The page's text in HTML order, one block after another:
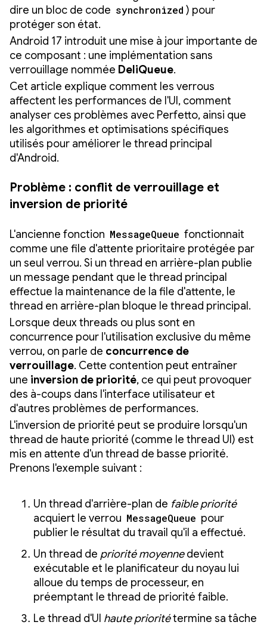
dire un bloc de code synchronized ) pour
protéger son état.
Android 17 introduit une mise à jour importante de
ce composant : une implémentation sans
verrouillage nommée DeliQueue.
Cet article explique comment les verrous
affectent les performances de l'UI, comment
analyser ces problèmes avec Perfetto, ainsi que
les algorithmes et optimisations spécifiques
utilisés pour améliorer le thread principal
d'Android.
Problème : conflit de verrouillage et
inversion de priorité
L'ancienne fonction MessageQueue fonctionnait
comme une file d'attente prioritaire protégée par
un seul verrou. Si un thread en arrière-plan publie
un message pendant que le thread principal
effectue la maintenance de la file d'attente, le
thread en arrière-plan bloque le thread principal.
Lorsque deux threads ou plus sont en
concurrence pour l'utilisation exclusive du même
verrou, on parle de concurrence de
verrouillage. Cette contention peut entraîner
une inversion de priorité, ce qui peut provoquer
des à-coups dans l'interface utilisateur et
d'autres problèmes de performances.
L'inversion de priorité peut se produire lorsqu'un
thread de haute priorité (comme le thread UI) est
mis en attente d'un thread de basse priorité.
Prenons l'exemple suivant :
Un thread d'arrière-plan de faible priorité
acquiert le verrou MessageQueue pour
publier le résultat du travail qu'il a effectué.
Un thread de priorité moyennedevient
exécutable et le planificateur du noyau lui
alloue du temps de processeur, en
préemptant le thread de priorité faible.
Le thread d'UI haute prioritétermine sa tâche